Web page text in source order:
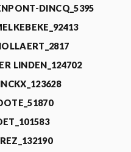
DINCQ_5395
LINDEN_124702